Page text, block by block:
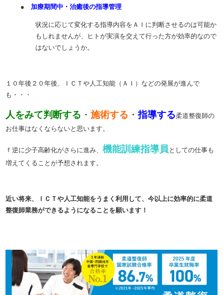
●加療期間中・治癒後の指導管理
状況に応じて変化する指導内容をＡＩに判断させるのは可能か
もしれませんが、ヒトが実演を交えて行った方が効率的なので
はないでしょうか。
１０年後２０年後、ＩＣＴや人工知能（ＡＩ）などの発展が進んで
も・・・
人をみて判断する ・施術する ・指導する柔道整復師の
お仕事はなくならないと思います。
ｆ逆に少子高齢化がさらに進み、機能訓練指導員 としての仕事も
増えてくることが予想されます。
近い将来、ＩＣＴや人工知能をうまく利用して、今以上に効率的に柔道
整復師業務ができるようになることを願います！